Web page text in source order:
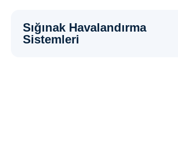
Sığınak Havalandırma
Sistemleri